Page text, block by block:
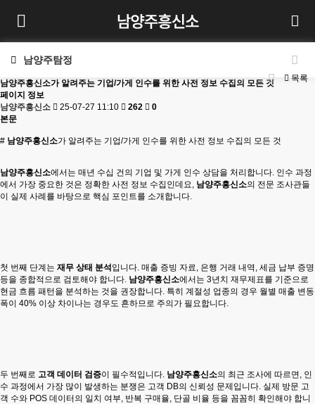
남양주탐정
목록
남양주흥신소가 알려주는 기업/가게 인수를 위한 사전 정보 수집의 모든 것
페이지 정보
남양주흥신소
25-07-27 11:10 262
0
본문
# 남양주흥신소가 알려주는 기업/가게 인수를 위한 사전 정보 수집의 모든 것
남양주흥신소에서는 매년 수십 건의 기업 및 가게 인수 상담을 처리합니다. 인수 과정
에서 가장 중요한 것은 정확한 사전 정보 수집인데요, 남양주흥신소의 전문 조사관들
이 실제 사례를 바탕으로 핵심 포인트를 소개합니다.
첫 번째 단계는 재무 상태 분석 입니다. 매출 증빙 자료, 은행 거래 내역, 세금 납부 증명
등을 종합적으로 검토해야 합니다. 남양주흥신소에서는 3년치 재무제표를 기준으로
현금 흐름 패턴을 분석하는 것을 권장합니다. 특히 계절성 업종의 경우 월별 매출 변동
폭이 40% 이상 차이나는 경우도 흔하므로 주의가 필요합니다.
두 번째로 고객 데이터 검증이 필수적입니다. 남양주흥신소의 최근 조사에 따르면, 인
수 과정에서 가장 많이 발생하는 분쟁은 고객 DB의 신뢰성 문제입니다. 실제 방문 고
객 수와 POS 데이터의 일치 여부, 반복 구매율, 단골 비율 등을 꼼꼼히 확인해야 합니